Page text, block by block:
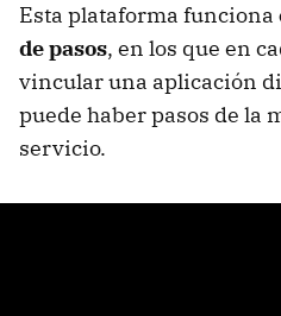
Esta plataforma funciona
de pasos, en los que en
vincular una aplicación
puede haber pasos de la
servicio.